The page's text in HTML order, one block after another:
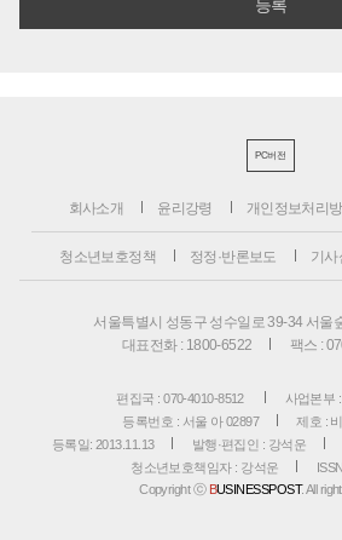
PC버전
회사소개 윤리강령 개인정보처리
청소년보호정책 정정·반론보도 기사
서울특별시 성동구 성수일로 39-34 서울
대표전화 : 1800-6522
팩스 :
편집국 : 070-4010-8512
사업본부
등록번호 : 서울 아 02897
제호 :
등록일: 2013.11.13
발행·편집인 : 강석운
청소년보호책임자 : 강석운
Copyright ⓒ BUSINESSPOST. All